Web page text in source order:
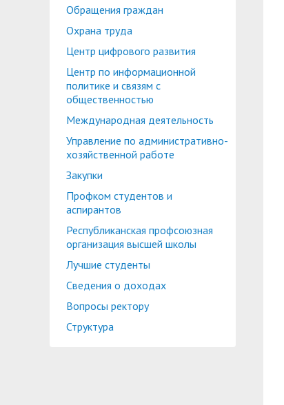
Вопросы ректору
Обращения граждан
Охрана труда
Центр цифрового развития
Центр по информационной
политике и связям с
общественностью
Международная деятельность
Управление по административно-
хозяйственной работе
Закупки
Профком студентов и
аспирантов
Республиканская профсоюзная
организация высшей школы
Лучшие студенты
Сведения о доходах
Вопросы ректору
Структура